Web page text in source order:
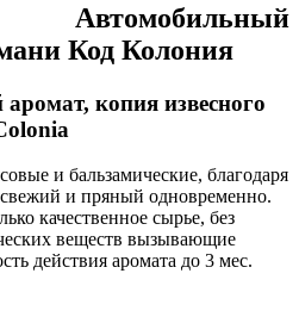
Код Колония
копия извесного
и бальзамические, благодаря
и пряный одновременно.
качественное сырье, без
веществ вызывающие
действия аромата до 3 мес.